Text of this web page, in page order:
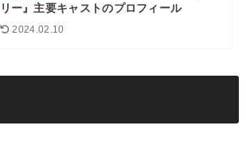
リー』主要キャストのプロフィール
2024.02.10